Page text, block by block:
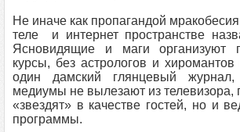
Не иначе как пропагандой
теле и интернет пространстве
Ясновидящие и маги организуют
курсы, без астрологов и
один дамский глянцевый журнал,
медиумы не вылезают из телевизора,
«звездят» в качестве гостей, но и
программы.